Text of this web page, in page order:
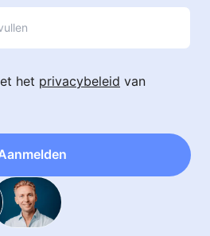
het privacybeleid van